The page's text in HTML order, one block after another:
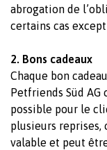
abrogation de
certains cas
2. Bons cadeaux
Chaque bon
Petfriends Süd
possible pour le
plusieurs reprises,
valable et peut